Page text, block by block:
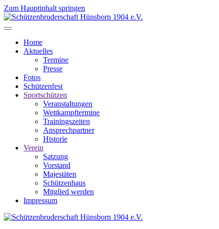
Zum Hauptinhalt springen
Home
Aktuelles
Termine
Presse
Fotos
Schützenfest
Sportschützen
Veranstaltungen
Wettkampftermine
Trainingszeiten
Ansprechpartner
Historie
Verein
Satzung
Vorstand
Majestäten
Schützenhaus
Mitglied werden
Impressum